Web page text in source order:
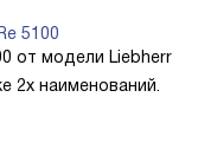
5100
от модели Liebherr
2х наименований.